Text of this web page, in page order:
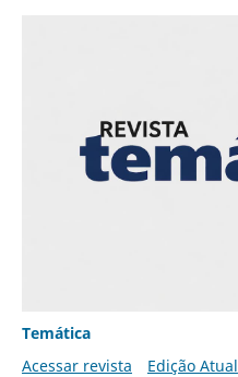
Temática
Acessar revista
Edição Atual